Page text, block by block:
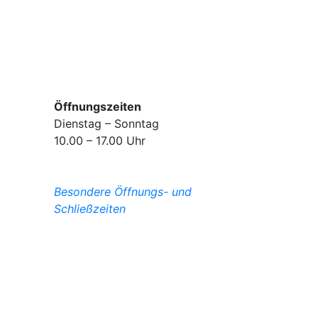
Öffnungszeiten
Dienstag – Sonntag
10.00 – 17.00 Uhr
Besondere Öffnungs- und
Schließzeiten